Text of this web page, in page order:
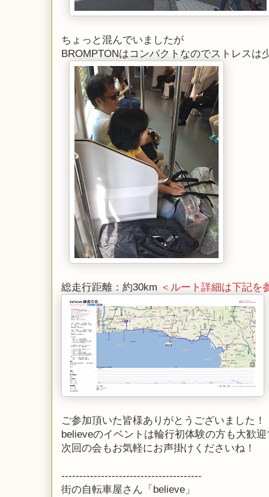
ちょっと混んでいましたが
BROMPTONはコンパクトなのでストレス
総走行距離：約30km ＜ルート詳細は下記を
ご参加頂いた皆様ありがとうございました！
believeのイベントは輪行初体験の方も大歓
次回の会もお気軽にお声掛けくださいね！
---------------------------------------
街の自転車屋さん「believe」